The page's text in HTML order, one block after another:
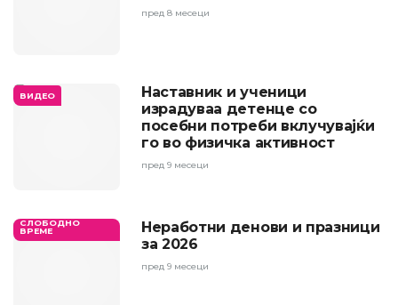
пред 8 месеци
ВИДЕО
Наставник и ученици
израдуваа детенце со
посебни потреби вклучувајќи
го во физичка активност
пред 9 месеци
СЛОБОДНО
ВРЕМЕ
Неработни денови и празници
за 2026
пред 9 месеци